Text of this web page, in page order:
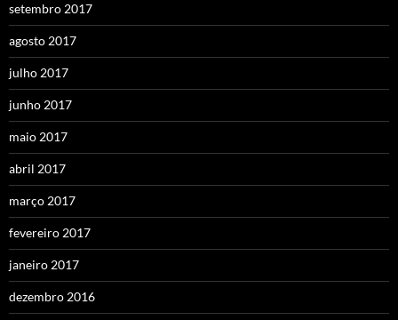
setembro 2017
agosto 2017
julho 2017
junho 2017
maio 2017
abril 2017
março 2017
fevereiro 2017
janeiro 2017
dezembro 2016